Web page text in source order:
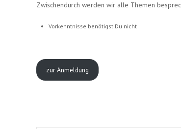
Zwischendurch werden wir alle Themen
Vorkenntnisse benötigst Du nicht
zur Anmeldung